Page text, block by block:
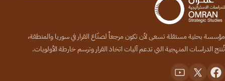
مؤسسة بحثية مستقلة تسعى لأن تكون مرجعاً لصنّاع القرار في سوريا والمنطقة،
تُنتج الدراسات المنهجية التي تدعم آليات اتخاذ القرار وترسم خارطة الأولويات.